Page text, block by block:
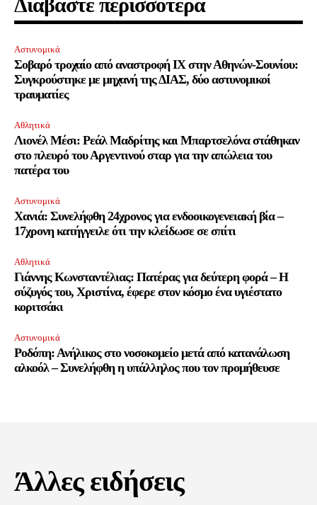
Αστυνομικά
Σοβαρό τροχαίο από αναστροφή ΙΧ στην Αθηνών-Σουνίου:
Συγκρούστηκε με μηχανή της ΔΙΑΣ, δύο αστυνομικοί
τραυματίες
Αθλητικά
Λιονέλ Μέσι: Ρεάλ Μαδρίτης και Μπαρτσελόνα στάθηκαν
στο πλευρό του Αργεντινού σταρ για την απώλεια του
πατέρα του
Αστυνομικά
Χανιά: Συνελήφθη 24χρονος για ενδοοικογενειακή βία –
17χρονη κατήγγειλε ότι την κλείδωσε σε σπίτι
Αθλητικά
Γιάννης Κωνσταντέλιας: Πατέρας για δεύτερη φορά – Η
σύζυγός του, Χριστίνα, έφερε στον κόσμο ένα υγιέστατο
κοριτσάκι
Αστυνομικά
Ροδόπη: Ανήλικος στο νοσοκομείο μετά από κατανάλωση
αλκοόλ – Συνελήφθη η υπάλληλος που τον προμήθευσε
Άλλες ειδήσεις